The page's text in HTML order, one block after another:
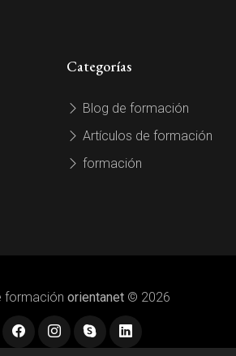
Categorías
Blog de formación
Artículos de formación
formación
formación orientanet© 2026